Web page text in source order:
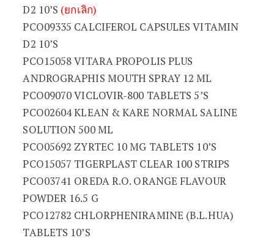
D2 10’S (ยกเลิก)
PCO09335 CALCIFEROL CAPSULES VITAMIN
D2 10’S
PCO15058 VITARA PROPOLIS PLUS
ANDROGRAPHIS MOUTH SPRAY 12 ML
PCO09070 VICLOVIR-800 TABLETS 5’S
PCO02604 KLEAN & KARE NORMAL SALINE
SOLUTION 500 ML
PCO05692 ZYRTEC 10 MG TABLETS 10’S
PCO15057 TIGERPLAST CLEAR 100 STRIPS
PCO03741 OREDA R.O. ORANGE FLAVOUR
POWDER 16.5 G
PCO12782 CHLORPHENIRAMINE (B.L.HUA)
TABLETS 10’S